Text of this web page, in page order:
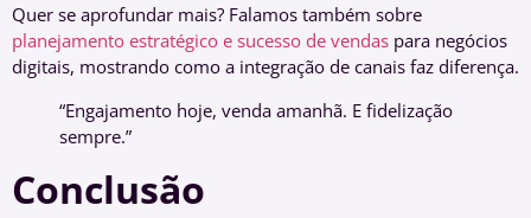
Quer se aprofundar mais? Falamos também sobre
planejamento estratégico e sucesso de vendas para negócios
digitais, mostrando como a integração de canais faz diferença.
“Engajamento hoje, venda amanhã. E fidelização
sempre.”
Conclusão